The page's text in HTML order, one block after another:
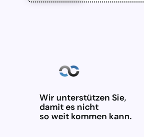
Wir unterstützen Sie,
damit es nicht
so weit kommen kann.